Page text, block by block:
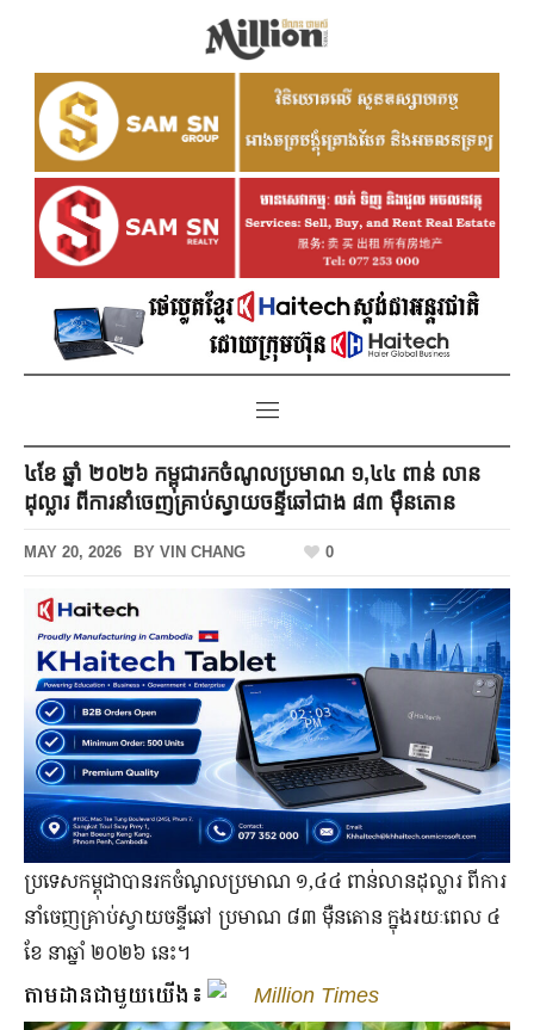
៤ខែ ឆ្នាំ ២០២៦ កម្ពុជារកចំណូលប្រមាណ ១,៤៤ ពាន់ លាន
ដុល្លារ ពីការនាំចេញគ្រាប់ស្វាយចន្ទីឆៅជាង ៨៣ ម៉ឺនតោន
MAY 20, 2026 BY VIN CHANG 0
ប្រទេស​កម្ពុជា​បាន​រកចំណូល​ប្រមាណ ១,៤៤ ពាន់​លាន​ដុល្លារ ពី​ការ​
នាំ​ចេញ​គ្រាប់​ស្វាយ​ចន្ទី​ឆៅ ប្រមាណ ៨៣ ម៉ឺន​តោន ក្នុងរយៈពេល ៤
ខែ នា​ឆ្នាំ ២០២៦ នេះ។
តាមដានជាមួយយើង៖ Million Times